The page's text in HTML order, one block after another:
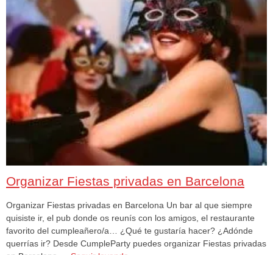
Organizar Fiestas privadas en Barcelona
Organizar Fiestas privadas en Barcelona Un bar al que siempre
quisiste ir, el pub donde os reunís con los amigos, el restaurante
favorito del cumpleañero/a… ¿Qué te gustaría hacer? ¿Adónde
querrías ir? Desde CumpleParty puedes organizar Fiestas privadas